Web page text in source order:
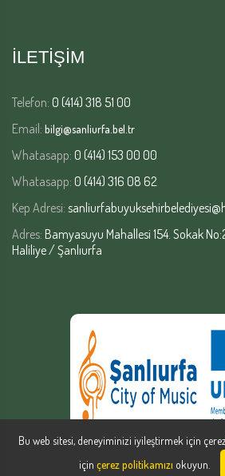
İLETİŞİM
Telefon: 0 (414) 318 51 00
Email: bilgi@sanliurfa.bel.tr
Whatasapp: 0 (414) 153 00 00
Whatasapp: 0 (414) 316 08 62
Kep Adresi:
Adres: Bamyasuyu Mahallesi 154. Sokak
Haliliye / Şanlıurfa
Bu web sitesi, deneyiminizi iyileştirmek için
için çerez politikamızı okuyun.